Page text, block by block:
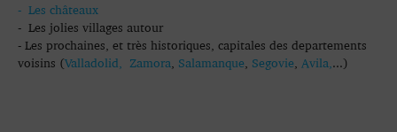
- Les châteaux
- Les jolies villages autour
- Les prochaines, et très historiques, capitales des departements
voisins (Valladolid, Zamora Salamanque Segovie Avila, ...)